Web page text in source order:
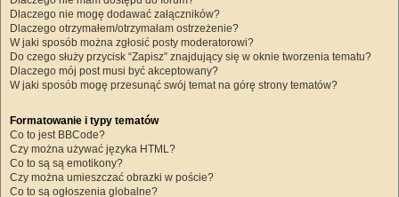
Dlaczego nie mogę dodawać załączników?
Dlaczego otrzymałem/otrzymałam ostrzeżenie?
W jaki sposób można zgłosić posty moderatorowi?
Do czego służy przycisk “Zapisz” znajdujący się w oknie tworzenia tematu?
Dlaczego mój post musi być akceptowany?
W jaki sposób mogę przesunąć swój temat na górę strony tematów?
Formatowanie i typy tematów
Co to jest BBCode?
Czy można używać języka HTML?
Co to są są emotikony?
Czy można umieszczać obrazki w poście?
Co to są ogłoszenia globalne?